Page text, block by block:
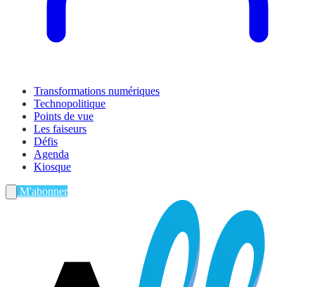
Transformations numériques
Technopolitique
Points de vue
Les faiseurs
Défis
Agenda
Kiosque
M'abonner